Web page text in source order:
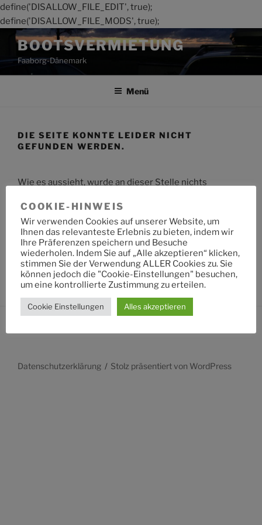
define('DISALLOW_FILE_EDIT', true);
define('DISALLOW_FILE_MODS', true);
Zum
Inhalt
springen
BOOTSVERMIETUNG
Faaborg-Dänemark
Menü
DIE SEITE KONNTE LEIDER NICHT
GEFUNDEN WERDEN.
Wie es aussieht, wurde an dieser Stelle nichts
Suche
nach:
Datenschutzerklärung Stolz präsentiert von WordPress
COOKIE-HINWEIS
Wir verwenden Cookies auf unserer Website, um
Ihnen das relevanteste Erlebnis zu bieten, indem wir
Ihre Präferenzen speichern und Besuche
wiederholen. Indem Sie auf „Alle akzeptieren“ klicken,
stimmen Sie der Verwendung ALLER Cookies zu. Sie
können jedoch die "Cookie-Einstellungen" besuchen,
um eine kontrollierte Zustimmung zu erteilen.
Cookie Einstellungen Alles akzeptieren